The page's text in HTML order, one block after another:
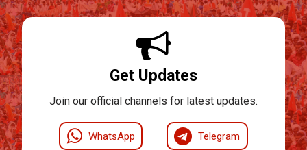
Get Updates
Join our official channels for latest updates.
WhatsApp Telegram